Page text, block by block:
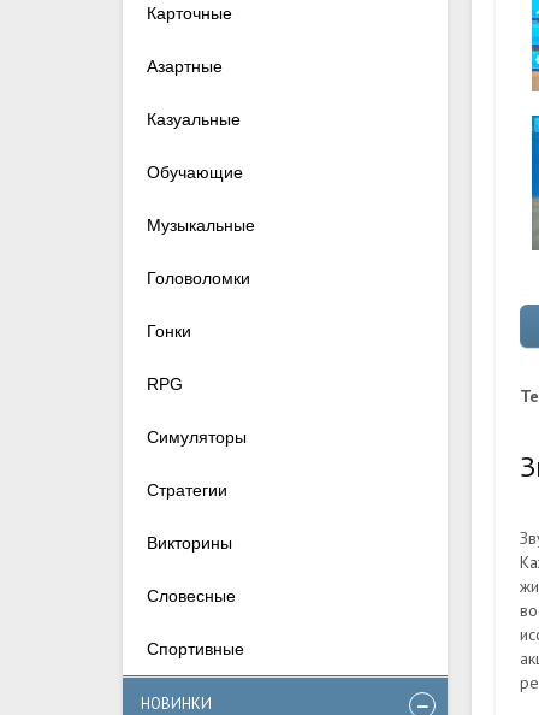
Карточные
Азартные
Казуальные
Обучающие
Музыкальные
Головоломки
Гонки
RPG
Симуляторы
Стратегии
Викторины
Словесные
Спортивные
НОВИНКИ